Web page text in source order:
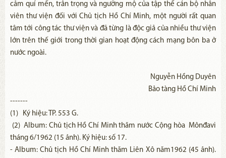
cảm quí mến, trân trọng và ngưỡng mộ của tập thể cán bộ nhân
viên thư viện đối với Chủ tịch Hồ Chí Minh, một người rất quan
tâm tới công tác thư viện và đã từng là độc giả của nhiều thư viện
lớn trên thế giới trong thời gian hoạt động cách mạng bôn ba ở
nước ngoài.
Nguyễn Hồng Duyên
Bảo tàng Hồ Chí Minh
-------
(1) Ký hiệu: TP. 553 G.
(2) Album: Chủ tịch Hồ Chí Minh thăm nước Cộng hòa Mônđavi
tháng 6/1962 (15 ảnh). Ký hiệu: số 17.
- Album: Chủ tịch Hồ Chí Minh thăm Liên Xô năm1962 (45 ảnh).